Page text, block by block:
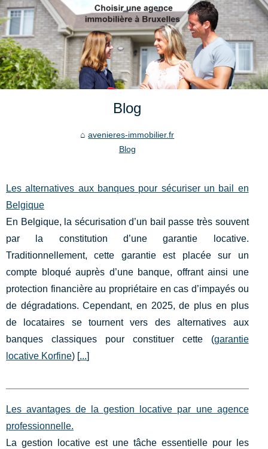
Blog
avenieres-immobilier.fr
Blog
Les alternatives aux banques pour sécuriser un bail en
Belgique
En Belgique, la sécurisation d’un bail passe très souvent
par la constitution d’une garantie locative.
Traditionnellement, cette garantie est placée sur un
compte bloqué auprès d’une banque, offrant ainsi une
protection financière au propriétaire en cas d’impayés ou
de dégradations. Cependant, en 2025, de plus en plus
de locataires se tournent vers des alternatives aux
banques classiques pour constituer cette (garantie
locative Korfine) [...]
Les avantages de la gestion locative par une agence
professionnelle.
La gestion locative est une tâche essentielle pour les